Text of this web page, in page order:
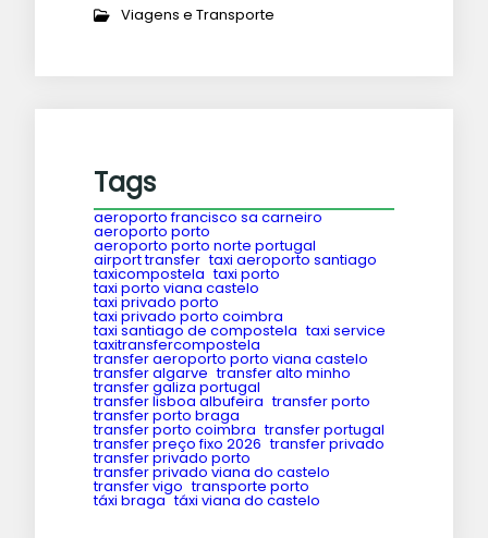
Viagens e Transporte
Tags
aeroporto francisco sa carneiro
aeroporto porto
aeroporto porto norte portugal
airport transfer taxi aeroporto santiago
taxicompostela taxi porto
taxi porto viana castelo
taxi privado porto
taxi privado porto coimbra
taxi santiago de compostela taxi service
taxitransfercompostela
transfer aeroporto porto viana castelo
transfer algarve transfer alto minho
transfer galiza portugal
transfer lisboa albufeira transfer porto
transfer porto braga
transfer porto coimbra transfer portugal
transfer preço fixo 2026 transfer privado
transfer privado porto
transfer privado viana do castelo
transfer vigo transporte porto
táxi braga táxi viana do castelo